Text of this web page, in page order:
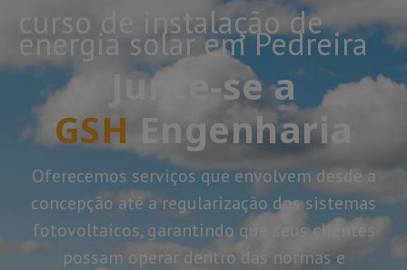
curso de instalação de
energia solar em Pedreira
Junte-se a
GSH Engenharia
Oferecemos serviços que envolvem desde a
concepção até a regularização dos sistemas
fotovoltaicos, garantindo que seus clientes
possam operar dentro das normas e